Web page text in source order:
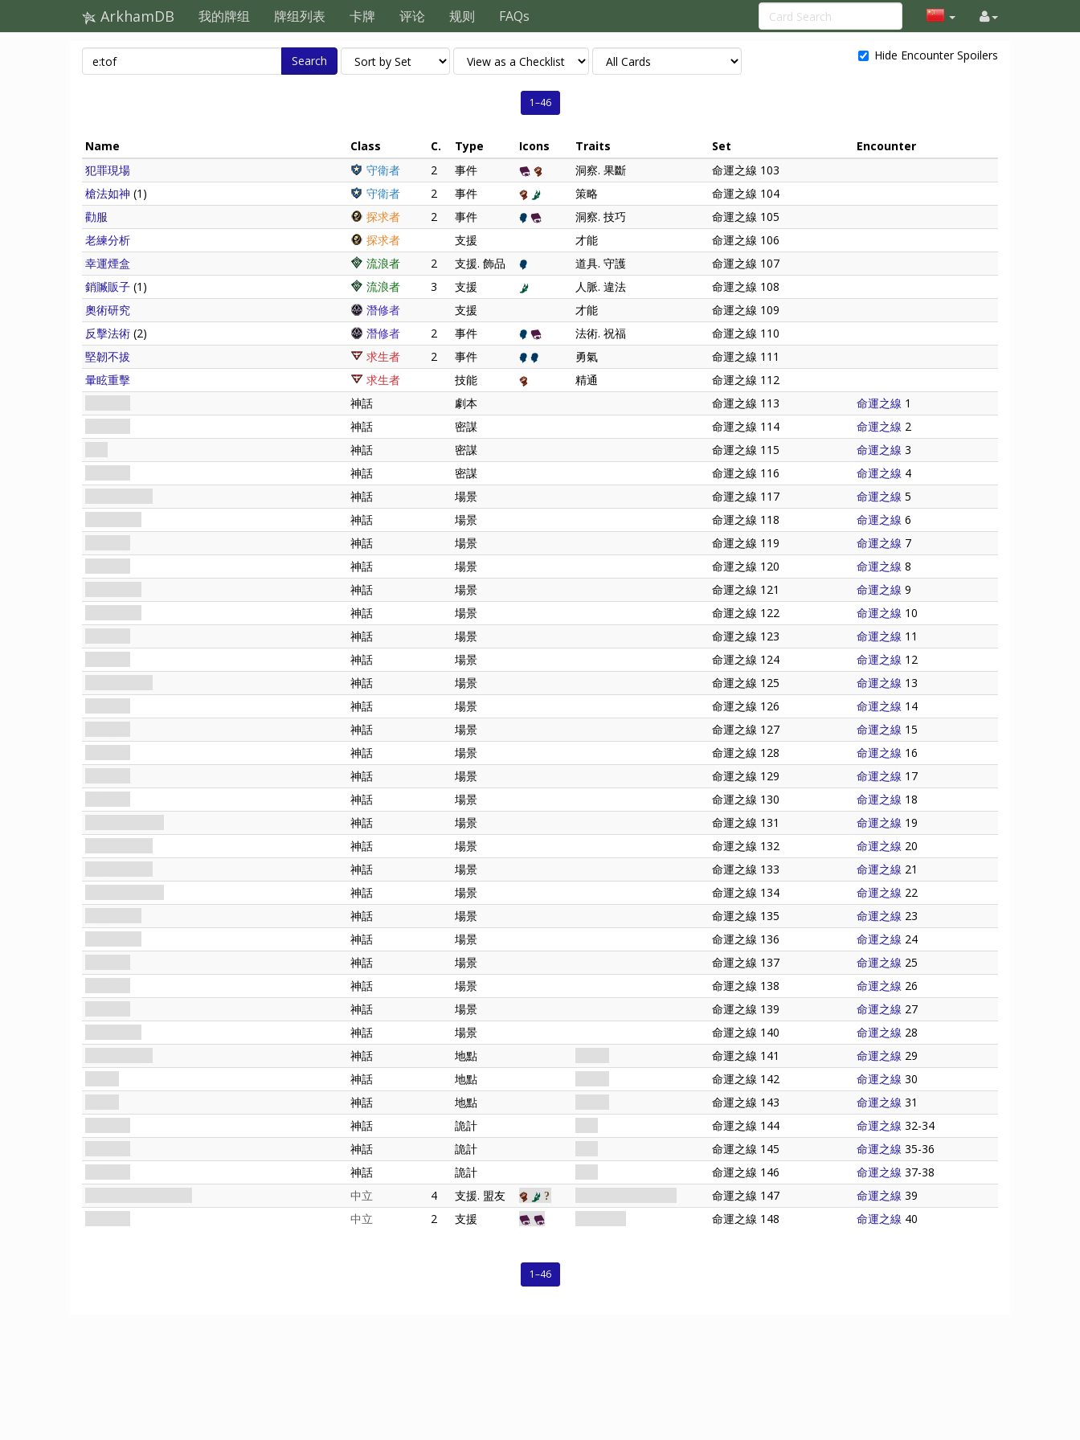
ArkhamDB 我的牌组 牌组列表 卡牌 评论 规则 FAQs
Search Hide Encounter Spoilers
1–46
Name Class C. Type Icons Traits Set
Encounter
犯罪現場
守衛者 2 事件 洞察. 果斷
命運之線 103
槍法如神 (1) 守衛者 2 事件 策略
命運之線 104
勸服
探求者 2 事件 洞察. 技巧
命運之線 105
老練分析
探求者 支援 才能
命運之線 106
幸運煙盒
流浪者 2 支援. 飾品 道具. 守護
命運之線 107
銷贓販子 (1) 流浪者 3 支援 人脈. 違法
命運之線 108
奧術研究
潛修者 支援 才能
命運之線 109
反擊法術 (2) 潛修者 2 事件 法術. 祝福
命運之線 110
堅韌不拔
求生者 2 事件 勇氣
命運之線 111
暈眩重擊
求生者 技能 精通
命運之線 112
神話 劇本 命運之線 113 命運之線 1
神話 密謀 命運之線 114 命運之線 2
神話 密謀 命運之線 115 命運之線 3
神話 密謀 命運之線 116 命運之線 4
神話 場景 命運之線 117 命運之線 5
神話 場景 命運之線 118 命運之線 6
神話 場景 命運之線 119 命運之線 7
神話 場景 命運之線 120 命運之線 8
神話 場景 命運之線 121 命運之線 9
神話 場景 命運之線 122 命運之線 10
神話 場景 命運之線 123 命運之線 11
神話 場景 命運之線 124 命運之線 12
神話 場景 命運之線 125 命運之線 13
神話 場景 命運之線 126 命運之線 14
神話 場景 命運之線 127 命運之線 15
神話 場景 命運之線 128 命運之線 16
神話 場景 命運之線 129 命運之線 17
神話 場景 命運之線 130 命運之線 18
神話 場景 命運之線 131 命運之線 19
神話 場景 命運之線 132 命運之線 20
神話 場景 命運之線 133 命運之線 21
神話 場景 命運之線 134 命運之線 22
神話 場景 命運之線 135 命運之線 23
神話 場景 命運之線 136 命運之線 24
神話 場景 命運之線 137 命運之線 25
神話 場景 命運之線 138 命運之線 26
神話 場景 命運之線 139 命運之線 27
神話 場景 命運之線 140 命運之線 28
神話 地點 命運之線 141 命運之線 29
神話 地點 命運之線 142 命運之線 30
神話 地點 命運之線 143 命運之線 31
神話 詭計 命運之線 144 命運之線 32-34
神話 詭計 命運之線 145 命運之線 35-36
神話 詭計 命運之線 146 命運之線 37-38
中立 4 支援. 盟友 命運之線 147 命運之線 39
中立 2 支援 命運之線 148 命運之線 40
1–46